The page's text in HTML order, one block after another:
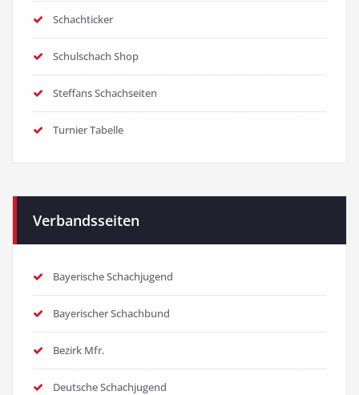
Schachticker
Schulschach Shop
Steffans Schachseiten
Turnier Tabelle
Verbandsseiten
Bayerische Schachjugend
Bayerischer Schachbund
Bezirk Mfr.
Deutsche Schachjugend